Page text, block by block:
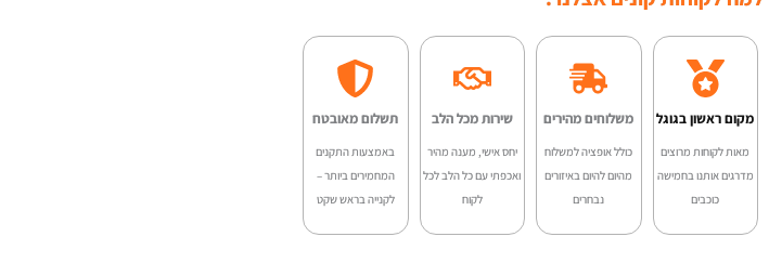
M-
VK
₪4,000.00.
₪3,199.00.
מקום ראשון בגוגל
מאות לקוחות מרוצים
מדרגים אותנו בחמישה
כוכבים
משלוחים מהירים
כולל אופציה למשלוח
מהיום להיום באיזורים
נבחרים
שירות מכל הלב
יחס אישי, מענה מהיר
ואכפתי עם כל הלב לכל
לקוח
תשלום מאובטח
באמצעות התקנים
המחמירים ביותר –
לקנייה בראש שקט